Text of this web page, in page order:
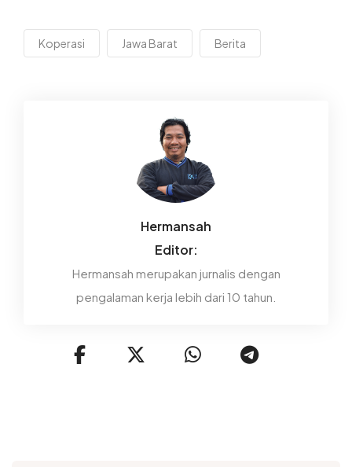
Koperasi Jawa Barat Berita
Hermansah
Editor:
Hermansah merupakan jurnalis dengan
pengalaman kerja lebih dari 10 tahun.